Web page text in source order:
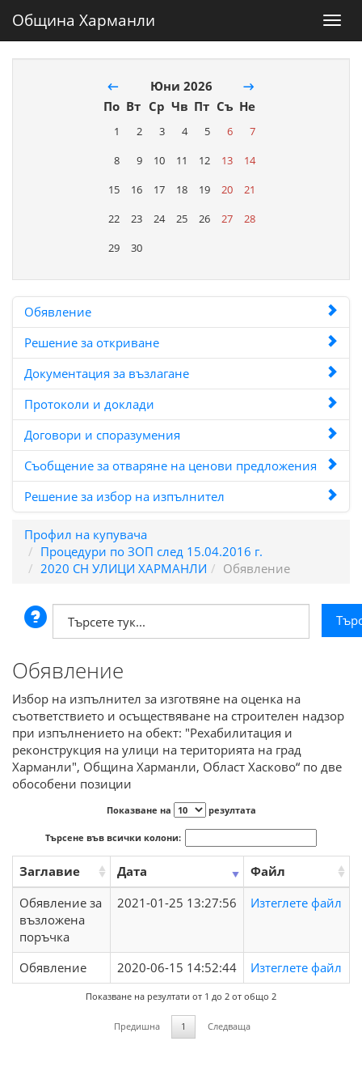
Община Харманли
← Юни 2026
→
По Вт Ср Чв Пт Съ Не
1 2 3 4 5 6
7
8
9 10 11 12 13
14
15
16 17 18 19 20
21
22
23 24 25 26 27
28
29
30
Обявление
Решение за откриване
Документация за възлагане
Протоколи и доклади
Договори и споразумения
Съобщение за отваряне на ценови предложения
Решениe за избор на изпълнител
Профил на купувача
Процедури по ЗОП след 15.04.2016 г.
2020 СН УЛИЦИ ХАРМАНЛИ
Обявление
Обявление
Избор на изпълнител за изготвяне на оценка на
съответствието и осъществяване на строителен надзор
при изпълнението на обект: "Рехабилитация и
реконструкция на улици на територията на град
Харманли", Община Харманли, Област Хасково“ по две
обособени позиции
Показване на резултата
Търсене във всички колони:
Заглавие Дата
Файл
Обявление за
възложена
поръчка
2021-01-25 13:27:56 Изтеглете файл
Обявление 2020-06-15 14:52:44 Изтеглете файл
Показване на резултати от 1 до 2 от общо 2
Предишна 1 Следваща